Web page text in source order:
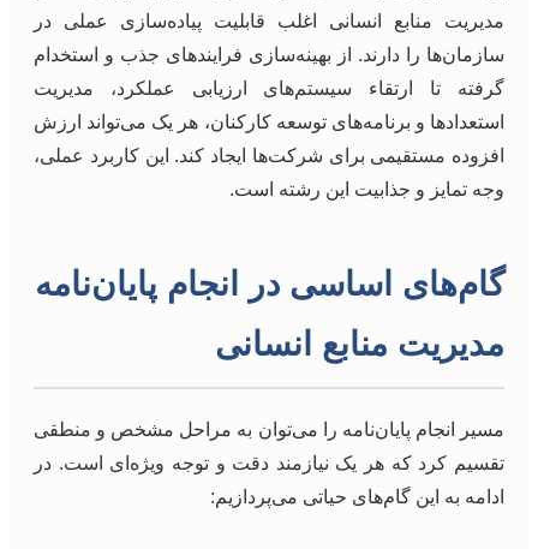
مدیریت منابع انسانی اغلب قابلیت پیاده‌سازی عملی در
سازمان‌ها را دارند. از بهینه‌سازی فرایندهای جذب و استخدام
گرفته تا ارتقاء سیستم‌های ارزیابی عملکرد، مدیریت
استعدادها و برنامه‌های توسعه کارکنان، هر یک می‌تواند ارزش
افزوده مستقیمی برای شرکت‌ها ایجاد کند. این کاربرد عملی،
وجه تمایز و جذابیت این رشته است.
گام‌های اساسی در انجام پایان‌نامه
مدیریت منابع انسانی
مسیر انجام پایان‌نامه را می‌توان به مراحل مشخص و منطقی
تقسیم کرد که هر یک نیازمند دقت و توجه ویژه‌ای است. در
ادامه به این گام‌های حیاتی می‌پردازیم: